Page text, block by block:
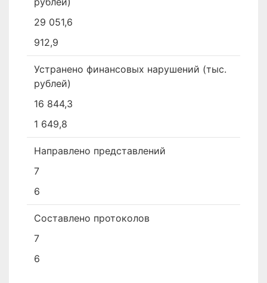
29 051,6
912,9
Устранено финансовых нарушений (тыс.
рублей)
16 844,3
1 649,8
Направлено представлений
7
6
Составлено протоколов
7
6